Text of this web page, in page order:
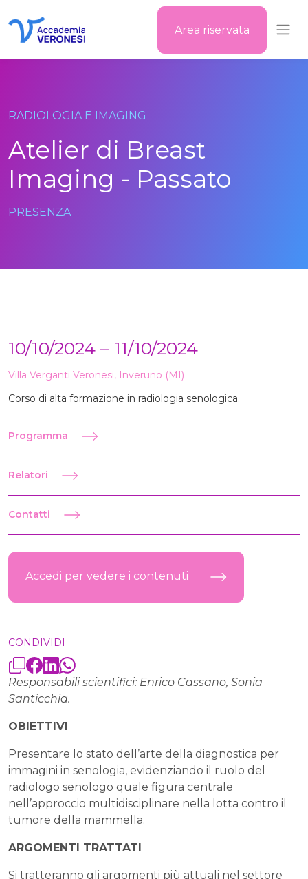
Area riservata
RADIOLOGIA E IMAGING
Atelier di Breast
Imaging - Passato
PRESENZA
10/10/2024 – 11/10/2024
Villa Verganti Veronesi, Inveruno (MI)
Corso di alta formazione in radiologia senologica.
Programma
Relatori
Contatti
Accedi per vedere i contenuti
CONDIVIDI
Responsabili scientifici: Enrico Cassano, Sonia
Santicchia.
OBIETTIVI
Presentare lo stato dell’arte della diagnostica per
immagini in senologia, evidenziando il ruolo del
radiologo senologo quale ﬁgura centrale
nell’approccio multidisciplinare nella lotta contro il
tumore della mammella.
ARGOMENTI TRATTATI
Si tratteranno gli argomenti più attuali nel settore